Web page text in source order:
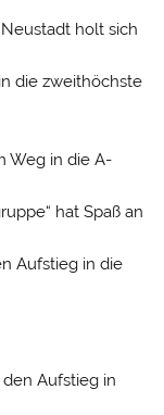
holt sich
die zweithöchste
Weg in die A-
hat Spaß an
Aufstieg in die
Aufstieg in